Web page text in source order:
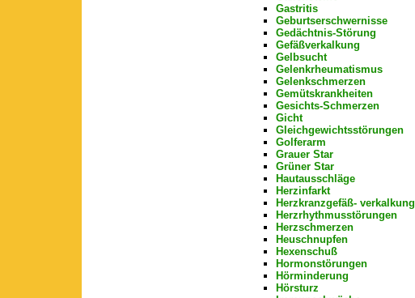
Gastritis
Geburtserschwernisse
Gedächtnis-Störung
Gefäßverkalkung
Gelbsucht
Gelenkrheumatismus
Gelenkschmerzen
Gemütskrankheiten
Gesichts-Schmerzen
Gicht
Gleichgewichtsstörungen
Golferarm
Grauer Star
Grüner Star
Hautausschläge
Herzinfarkt
Herzkranzgefäß- verkalkung
Herzrhythmusstörungen
Herzschmerzen
Heuschnupfen
Hexenschuß
Hormonstörungen
Hörminderung
Hörsturz